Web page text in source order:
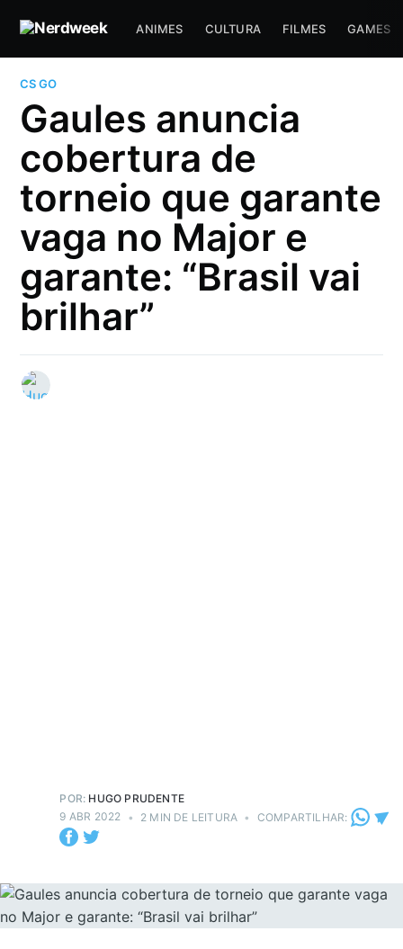
ANIMES CULTURA FILMES GAMES
CS GO
Gaules anuncia
cobertura de
torneio que garante
vaga no Major e
garante: “Brasil vai
brilhar”
POR: HUGO PRUDENTE
9 ABR 2022 • 2 MIN DE LEITURA • COMPARTILHAR: